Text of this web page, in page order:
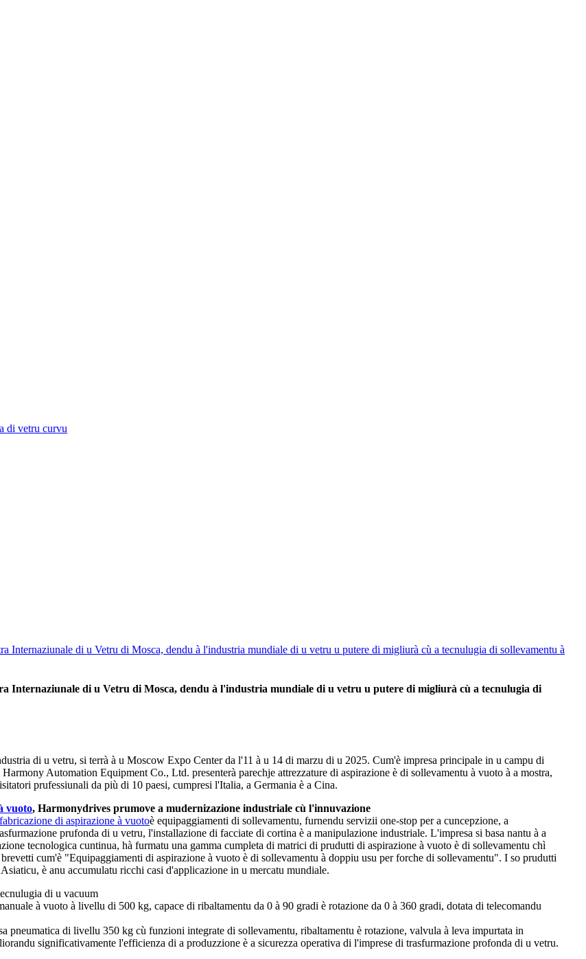
di vetru curvu
Internaziunale di u Vetru di Mosca, dendu à l'industria mundiale di u vetru u putere di migliurà cù a tecnulugia di sollevamentu à
Internaziunale di u Vetru di Mosca, dendu à l'industria mundiale di u vetru u putere di migliurà cù a tecnulugia di
di u vetru, si terrà à u Moscow Expo Center da l'11 à u 14 di marzu di u 2025. Cum'è impresa principale in u campu di
Automation Equipment Co., Ltd. presenterà parechje attrezzature di aspirazione è di sollevamentu à vuoto à a mostra,
prufessiunali da più di 10 paesi, cumpresi l'Italia, a Germania è a Cina.
vuoto, Harmonydrives prumove a mudernizazione industriale cù l'innuvazione
fabricazione di aspirazione à vuotoè equipaggiamenti di sollevamentu, furnendu servizii one-stop per a cuncepzione, a
prufonda di u vetru, l'installazione di facciate di cortina è a manipulazione industriale. L'impresa si basa nantu à a
tecnologica cuntinua, hà furmatu una gamma cumpleta di matrici di prudutti di aspirazione à vuoto è di sollevamentu chì
cum'è "Equipaggiamenti di aspirazione à vuoto è di sollevamentu à doppiu usu per forche di sollevamentu". I so prudutti
è anu accumulatu ricchi casi d'applicazione in u mercatu mundiale.
di u vacuum
à vuoto à livellu di 500 kg, capace di ribaltamentu da 0 à 90 gradi è rotazione da 0 à 360 gradi, dotata di telecomandu
pneumatica di livellu 350 kg cù funzioni integrate di sollevamentu, ribaltamentu è rotazione, valvula à leva impurtata in
significativamente l'efficienza di a produzzione è a sicurezza operativa di l'imprese di trasfurmazione profonda di u vetru.